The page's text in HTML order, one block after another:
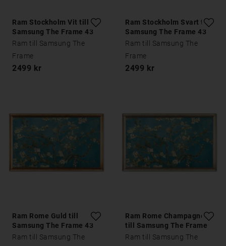
Ram Stockholm Vit till
Samsung The Frame 43
tum
Ram till Samsung The
Frame
2499 kr
Ram Stockholm Svart till
Samsung The Frame 43
tum
Ram till Samsung The
Frame
2499 kr
Ram Rome Guld till
Samsung The Frame 43
tum
Ram till Samsung The
Ram Rome Champagne
till Samsung The Frame
43 tum
Ram till Samsung The